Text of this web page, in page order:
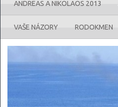
ANDREAS A NIKOLAOS 2013
VAŠE NÁZORY RODOKMEN